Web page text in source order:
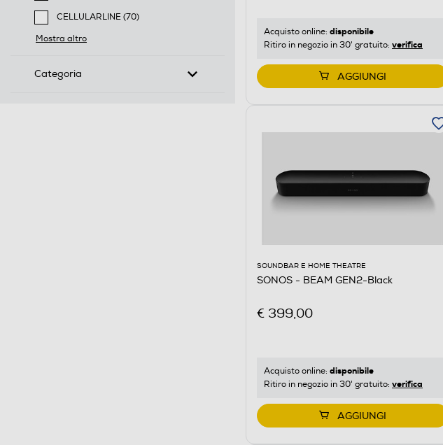
Filtra per Marca: AUDIO TECHNICA
CELLULARLINE (70)
Filtra per Marca: CELLULARLINE
Mostra altro
Categoria
Acquisto online: disponibile
Ritiro in negozio in 30' gratuito: verifica
AGGIUNGI
SOUNDBAR E HOME THEATRE
SONOS - BEAM GEN2-Black
€ 399,00
Acquisto online: disponibile
Ritiro in negozio in 30' gratuito: verifica
AGGIUNGI